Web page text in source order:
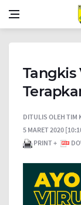
Tangkis
DITULIS OLEH TIM
5 MARET 2020
PRINT +